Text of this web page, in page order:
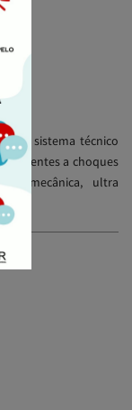
sistema técnico
a choques
mecânica, ultra